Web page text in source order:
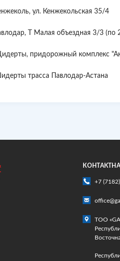
ул. Кенжекольская 35/4
Т Малая объездная 3/3 (по
придорожный комплекс
трасса Павлодар-Астана
+7
ТОО